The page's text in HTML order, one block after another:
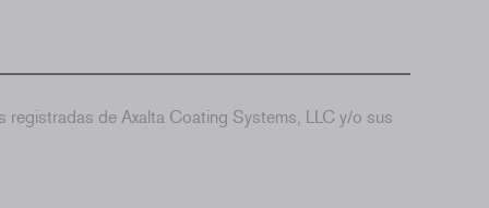
de Axalta Coating Systems, LLC y/o sus